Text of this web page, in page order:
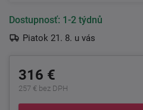
Dostupnosť: 1-2 týdnů
Piatok 21. 8. u vás
316 €
257 € bez DPH